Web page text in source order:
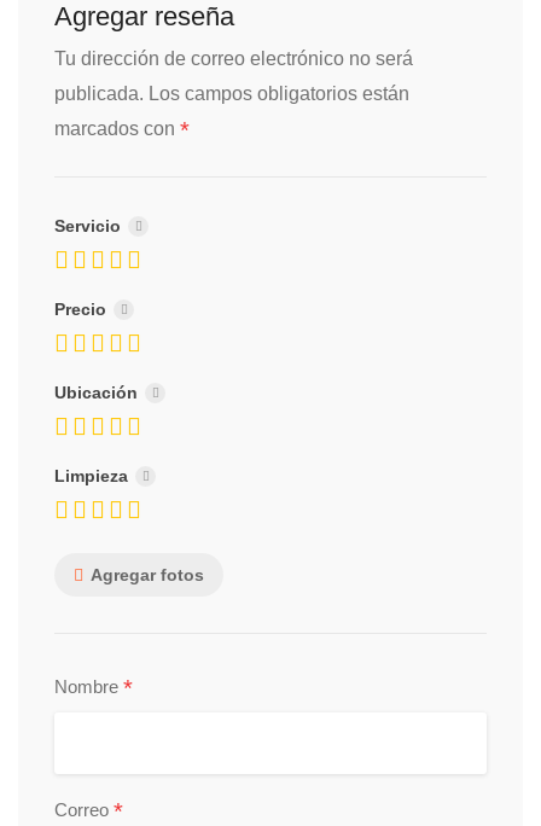
Agregar reseña
Tu dirección de correo electrónico no será
publicada. Los campos obligatorios están
marcados con *
Servicio
Precio
Ubicación
Limpieza
Agregar fotos
Nombre *
Correo *